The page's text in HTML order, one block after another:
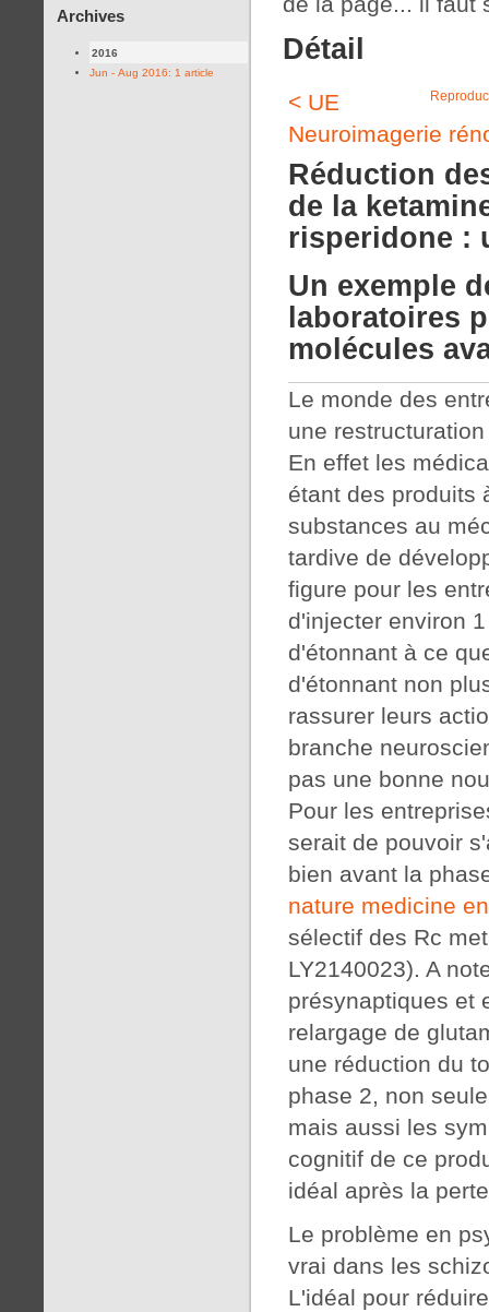
Archives
2016
Jun - Aug 2016: 1 article
Détail
< UE
Neuroimagerie
Réduction
de la
risperidone :
Un exemple
laboratoires
molécules
Le monde des
une
En effet les
étant des produits
substances au
tardive de
figure pour les
d'injecter environ
d'étonnant à ce
d'étonnant non
rassurer leurs
branche
pas une bonne
Pour les
serait de pouvoir
bien avant la
nature medicine
sélectif des Rc
LY2140023). A
présynaptiques et
relargage de
une réduction du
phase 2, non
mais aussi les
cognitif de ce
idéal après la
Le problème en
vrai dans les
L'idéal pour